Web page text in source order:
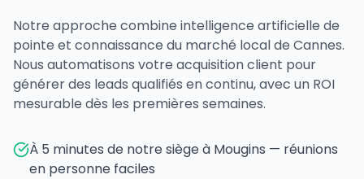
Notre approche combine intelligence artificielle de
pointe et connaissance du marché local de Cannes.
Nous automatisons votre acquisition client pour
générer des leads qualifiés en continu, avec un ROI
mesurable dès les premières semaines.
À 5 minutes de notre siège à Mougins — réunions
en personne faciles